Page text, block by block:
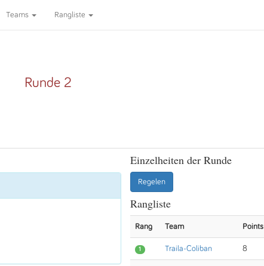
Teams Rangliste
Runde 2
Einzelheiten der Runde
Regelen
Rangliste
Rang Team Points
1 Traila-Coliban 8